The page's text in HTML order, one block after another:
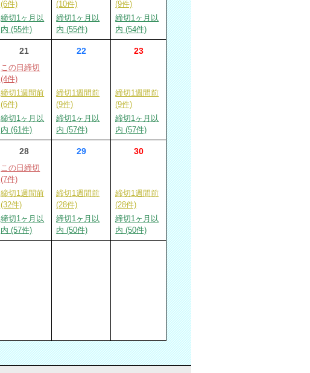
(6件)
締切1ヶ月以
内 (55件)
(10件)
締切1ヶ月以
内 (55件)
(9件)
締切1ヶ月以
内 (54件)
21
この日締切
(4件)
締切1週間前
(6件)
締切1ヶ月以
内 (61件)
22
締切1週間前
(9件)
締切1ヶ月以
内 (57件)
23
締切1週間前
(9件)
締切1ヶ月以
内 (57件)
28
この日締切
(7件)
締切1週間前
(32件)
締切1ヶ月以
内 (57件)
29
締切1週間前
(28件)
締切1ヶ月以
内 (50件)
30
締切1週間前
(28件)
締切1ヶ月以
内 (50件)